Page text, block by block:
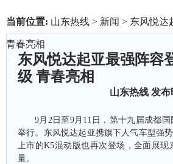
当前位置: 山东热线 > 新闻 > 东风悦达
青春亮相
东风悦达起亚最强阵容
级 青春亮相
山东热线发布
9月2日至9月11日，第十九届成都
举行。东风悦达起亚携旗下人气车型强
上市的K5混动版也再次登场，全面展
量。